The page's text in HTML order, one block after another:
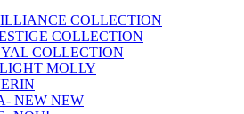
COLLECTION
COLLECTION
COLLECTION
MOLLY
NEW NEW